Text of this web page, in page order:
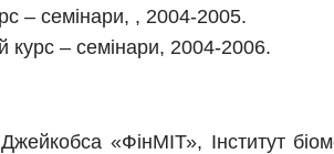
– семінари, , 2004-2005.
курс – семінари, 2004-2006.
«ФінМІТ», Інститут